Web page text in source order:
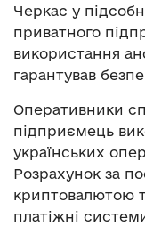
Черкас у
приватного
використання
гарантував
Оперативники
підприємець
українських
Розрахунок за
криптовалютою
платіжні